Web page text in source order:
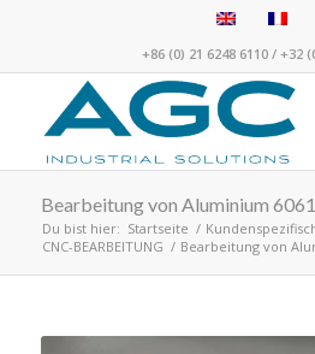
+86 (0) 21 6248 6110 /+32
Bearbeitung von Aluminium 6061
Du bist hier: Startseite /
CNC-BEARBEITUNG / Bearbeitung von